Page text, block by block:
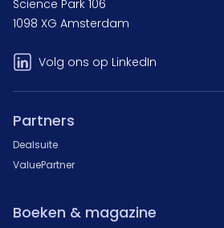
Science Park 106
1098 XG Amsterdam
Volg ons op LinkedIn
Partners
Dealsuite
ValuePartner
Boeken & magazine